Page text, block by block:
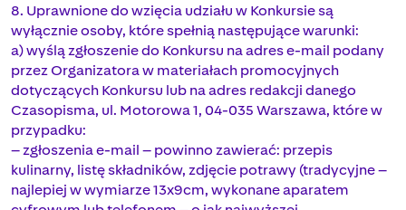
8. Uprawnione do wzięcia udziału w Konkursie są
wyłącznie osoby, które spełnią następujące warunki:
a) wyślą zgłoszenie do Konkursu na adres e-mail podany
przez Organizatora w materiałach promocyjnych
dotyczących Konkursu lub na adres redakcji danego
Czasopisma, ul. Motorowa 1, 04-035 Warszawa, które w
przypadku:
– zgłoszenia e-mail – powinno zawierać: przepis
kulinarny, listę składników, zdjęcie potrawy (tradycyjne –
najlepiej w wymiarze 13x9cm, wykonane aparatem